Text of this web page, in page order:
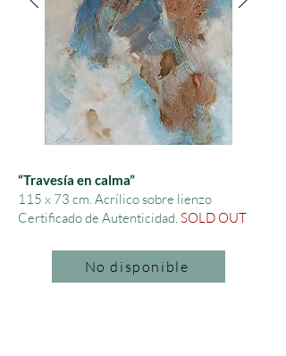
“Travesía en calma”
115 x 73 cm. Acrílico sobre lienzo
Certificado de Autenticidad. SOLD OUT
No disponible